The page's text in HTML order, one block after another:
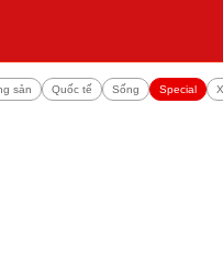
sản Quốc tế Sống Special